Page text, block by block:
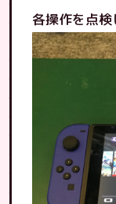
各操作を点検